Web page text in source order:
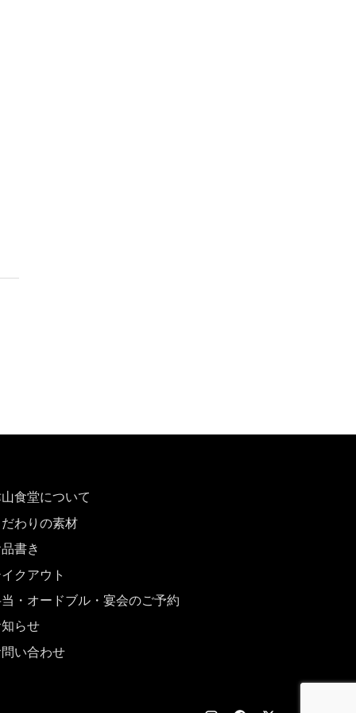
食堂について
わりの素材
書き
クアウト
・オードブル・宴会のご予約
らせ
い合わせ